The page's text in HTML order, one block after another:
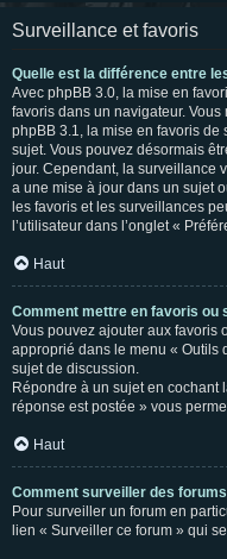
Surveillance et favoris
Quelle est la différence entre
Avec phpBB 3.0, la mise en
favoris dans un navigateur.
phpBB 3.1, la mise en favoris de
sujet. Vous pouvez désormais
jour. Cependant, la surveillance
a une mise à jour dans un sujet
les favoris et les surveillances
l’utilisateur dans l’onglet «
Haut
Comment mettre en favoris ou
Vous pouvez ajouter aux favoris
approprié dans le menu « Outils
sujet de discussion.
Répondre à un sujet en cochant
réponse est postée » vous
Haut
Comment surveiller des
Pour surveiller un forum en
lien « Surveiller ce forum » qui